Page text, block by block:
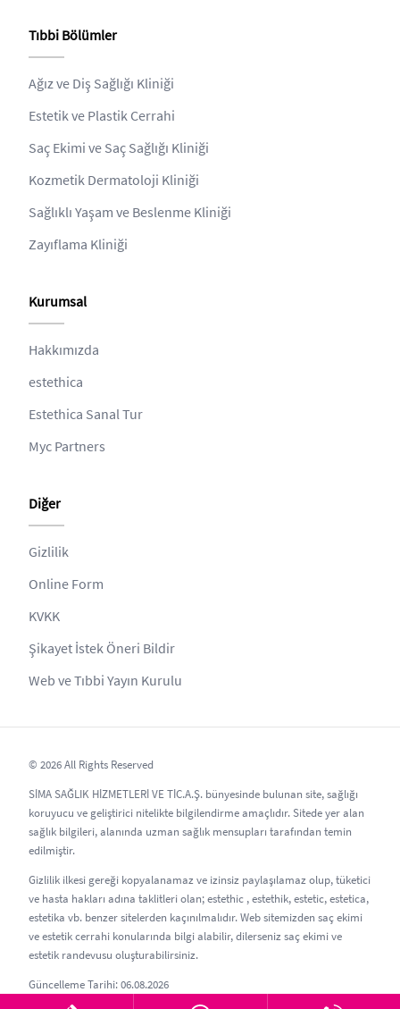
Tıbbi Bölümler
Ağız ve Diş Sağlığı Kliniği
Estetik ve Plastik Cerrahi
Saç Ekimi ve Saç Sağlığı Kliniği
Kozmetik Dermatoloji Kliniği
Sağlıklı Yaşam ve Beslenme Kliniği
Zayıflama Kliniği
Kurumsal
Hakkımızda
estethica
Estethica Sanal Tur
Myc Partners
Diğer
Gizlilik
Online Form
KVKK
Şikayet İstek Öneri Bildir
Web ve Tıbbi Yayın Kurulu
© 2026 All Rights Reserved
SİMA SAĞLIK HİZMETLERİ VE TİC.A.Ş. bünyesinde bulunan site, sağlığı
koruyucu ve geliştirici nitelikte bilgilendirme amaçlıdır. Sitede yer alan
sağlık bilgileri, alanında uzman sağlık mensupları tarafından temin
edilmiştir.
Gizlilik ilkesi gereği kopyalanamaz ve izinsiz paylaşılamaz olup, tüketici
ve hasta hakları adına taklitleri olan; estethic , estethik, estetic, estetica,
estetika vb. benzer sitelerden kaçınılmalıdır. Web sitemizden saç ekimi
ve estetik cerrahi konularında bilgi alabilir, dilerseniz saç ekimi ve
estetik randevusu oluşturabilirsiniz.
Güncelleme Tarihi: 06.08.2026